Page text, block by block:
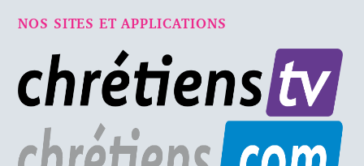
NOS SITES ET APPLICATIONS